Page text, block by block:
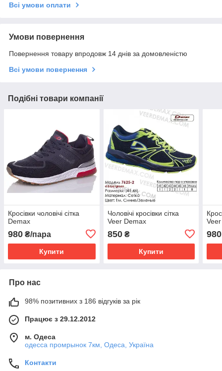
Всі умови оплати
Умови повернення
Повернення товару впродовж 14 днів за домовленістю
Всі умови повернення
Подібні товари компанії
Кросівки чоловічі сітка
Demax
980 ₴/пара
Купити
Чоловічі кросівки сітка
Veer Demax
850₴
Купити
980
Про нас
98% позитивних з 186 відгуків за рік
Працює з 29.12.2012
м. Одеса
одесса промрынок 7км, Одеса, Україна
Контакти